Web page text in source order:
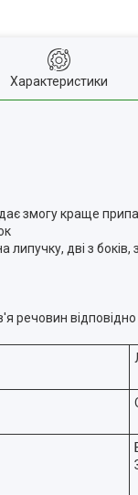
Характеристики
змогу краще
липучку, дві з
речовин